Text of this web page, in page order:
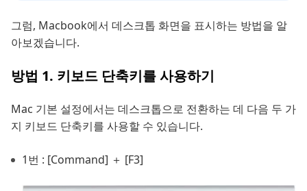
그럼, Macbook에서 데스크톱 화면을 표시하는 방법을 알
아보겠습니다.
방법 1. 키보드 단축키를 사용하기
Mac 기본 설정에서는 데스크톱으로 전환하는 데 다음 두 가
지 키보드 단축키를 사용할 수 있습니다.
1번 : [Command] ＋ [F3]